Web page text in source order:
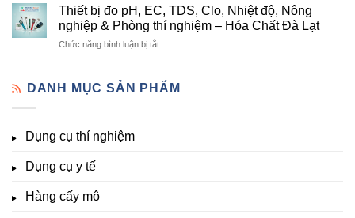
Tín
Tại
Chất
Đà
lượng,
nghiệm
&
cấy
Hóa
Mục
Dụng
Cụ
Thí
Đủ
Thiết bị đo pH, EC, TDS, Clo, Nhiệt độ, Nông
nghiệp & Phòng thí nghiệm – Hóa Chất Đà Lạt
Chức năng bình luận bị tắtở
đo
DANH MỤC SẢN PHẨM
Dụng cụ thí nghiệm
Dụng cụ y tế
Hàng cấy mô